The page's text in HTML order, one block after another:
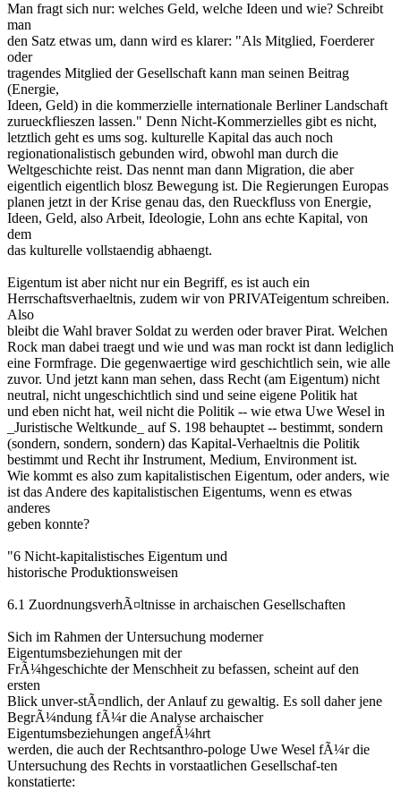
Man fragt sich nur: welches Geld, welche Ideen und wie? Schreibt
man
den Satz etwas um, dann wird es klarer: "Als Mitglied, Foerderer
oder
tragendes Mitglied der Gesellschaft kann man seinen Beitrag
(Energie,
Ideen, Geld) in die kommerzielle internationale Berliner Landschaft
zurueckflieszen lassen." Denn Nicht-Kommerzielles gibt es nicht,
letztlich geht es ums sog. kulturelle Kapital das auch noch
regionationalistisch gebunden wird, obwohl man durch die
Weltgeschichte reist. Das nennt man dann Migration, die aber
eigentlich eigentlich blosz Bewegung ist. Die Regierungen Europas
planen jetzt in der Krise genau das, den Rueckfluss von Energie,
Ideen, Geld, also Arbeit, Ideologie, Lohn ans echte Kapital, von
dem
das kulturelle vollstaendig abhaengt.
Eigentum ist aber nicht nur ein Begriff, es ist auch ein
Herrschaftsverhaeltnis, zudem wir von PRIVATeigentum schreiben.
Also
bleibt die Wahl braver Soldat zu werden oder braver Pirat. Welchen
Rock man dabei traegt und wie und was man rockt ist dann lediglich
eine Formfrage. Die gegenwaertige wird geschichtlich sein, wie alle
zuvor. Und jetzt kann man sehen, dass Recht (am Eigentum) nicht
neutral, nicht ungeschichtlich sind und seine eigene Politik hat
und eben nicht hat, weil nicht die Politik -- wie etwa Uwe Wesel in
_Juristische Weltkunde_ auf S. 198 behauptet -- bestimmt, sondern
(sondern, sondern, sondern) das Kapital-Verhaeltnis die Politik
bestimmt und Recht ihr Instrument, Medium, Environment ist.
Wie kommt es also zum kapitalistischen Eigentum, oder anders, wie
ist das Andere des kapitalistischen Eigentums, wenn es etwas
anderes
geben konnte?
"6 Nicht-kapitalistisches Eigentum und
historische Produktionsweisen
6.1 ZuordnungsverhÃ¤ltnisse in archaischen Gesellschaften
Sich im Rahmen der Untersuchung moderner
Eigentumsbeziehungen mit der
FrÃ¼hgeschichte der Menschheit zu befassen, scheint auf den
ersten
Blick unver-stÃ¤ndlich, der Anlauf zu gewaltig. Es soll daher jene
BegrÃ¼ndung fÃ¼r die Analyse archaischer
Eigentumsbeziehungen angefÃ¼hrt
werden, die auch der Rechtsanthro-pologe Uwe Wesel fÃ¼r die
Untersuchung des Rechts in vorstaatlichen Gesellschaf-ten
konstatierte: